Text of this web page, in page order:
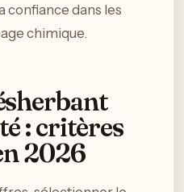
confiance dans les
chimique.
: critères
2026